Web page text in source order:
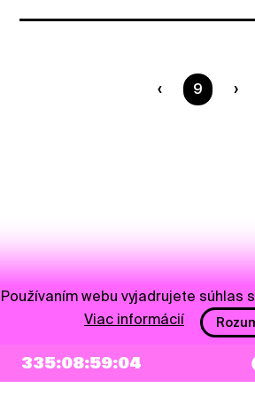
Ste na
9
335:08:59:04
Používaním webu vyjadrujete súhlas
Viac informácií